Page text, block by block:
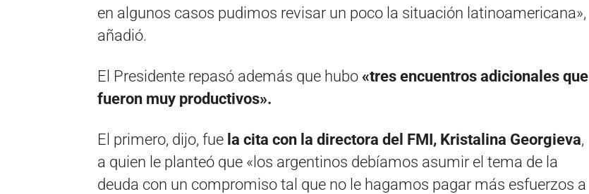
en algunos casos pudimos revisar un poco la situación latinoamericana»,
añadió.
El Presidente repasó además que hubo «tres encuentros adicionales que
fueron muy productivos».
El primero, dijo, fue la cita con la directora del FMI, Kristalina Georgieva,
a quien le planteó que «los argentinos debíamos asumir el tema de la
deuda con un compromiso tal que no le hagamos pagar más esfuerzos a